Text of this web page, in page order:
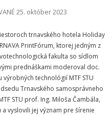
25. október 2023
trnavského hotela Holiday
PrintFórum, ktorej jedným z
fakulta so sídlom
prednáškami moderoval doc.
výrobných technológií MTF STU
Trnavského samosprávneho
STU prof. Ing. Miloša Čambála,
vyslovili jej význam pre šírenie